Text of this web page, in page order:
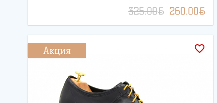
325.00BYN 260.00BYN
Акция favorite_border